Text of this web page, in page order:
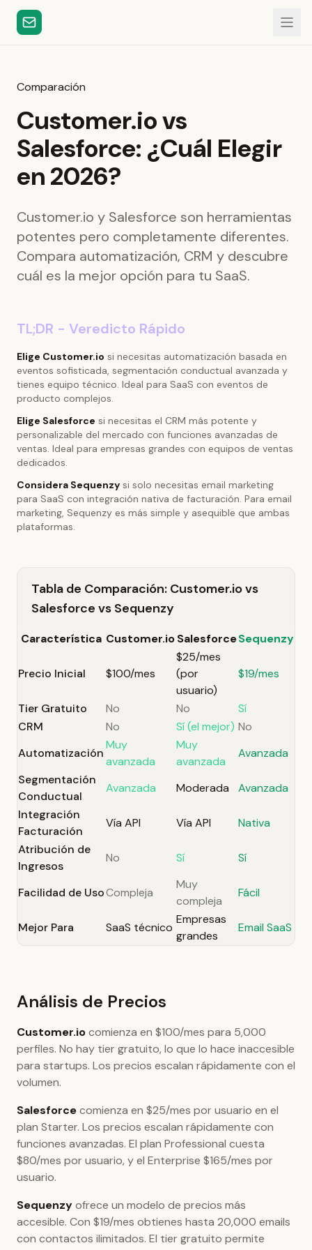
Comparación
Customer.io vs
Salesforce: ¿Cuál Elegir
en 2026?
Customer.io y Salesforce son herramientas
potentes pero completamente diferentes.
Compara automatización, CRM y descubre
cuál es la mejor opción para tu SaaS.
TL;DR - Veredicto Rápido
Elige Customer.io si necesitas automatización basada en
eventos sofisticada, segmentación conductual avanzada y
tienes equipo técnico. Ideal para SaaS con eventos de
producto complejos.
Elige Salesforce si necesitas el CRM más potente y
personalizable del mercado con funciones avanzadas de
ventas. Ideal para empresas grandes con equipos de ventas
dedicados.
Considera Sequenzy si solo necesitas email marketing
para SaaS con integración nativa de facturación. Para email
marketing, Sequenzy es más simple y asequible que ambas
plataformas.
Tabla de Comparación: Customer.io vs
Salesforce vs Sequenzy
Característica Customer.ioSalesforceSequenzy
Precio Inicial $100/mes
$25/mes
(por
usuario)
$19/mes
Tier Gratuito No No
Sí
CRM
No Sí (el mejor) No
Automatización
Muy
avanzada
Muy
avanzada
Avanzada
Segmentación
Conductual
Avanzada Moderada
Avanzada
Integración
Facturación
Vía API Vía API
Nativa
Atribución de
Ingresos
No Sí Sí
Facilidad de UsoCompleja
Muy
compleja
Fácil
Mejor Para SaaS técnico
Empresas
grandes
Email SaaS
Análisis de Precios
Customer.iocomienza en $100/mes para 5,000
perfiles. No hay tier gratuito, lo que lo hace inaccesible
para startups. Los precios escalan rápidamente con el
volumen.
Salesforcecomienza en $25/mes por usuario en el
plan Starter. Los precios escalan rápidamente con
funciones avanzadas. El plan Professional cuesta
$80/mes por usuario, y el Enterprise $165/mes por
usuario.
Sequenzyofrece un modelo de precios más
accesible. Con $19/mes obtienes hasta 20,000 emails
con contactos ilimitados. El tier gratuito permite